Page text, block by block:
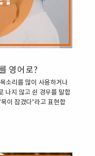
영어로?
소리를 많이 사용하거나
나지 않고 쉰 경우를 말합
이 잠겼다”라고 표현합
all day, and now my